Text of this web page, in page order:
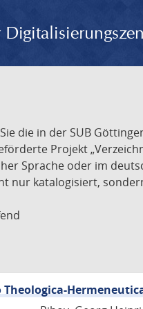
die in der SUB
Projekt
Sprache oder im
nur katalogisiert,